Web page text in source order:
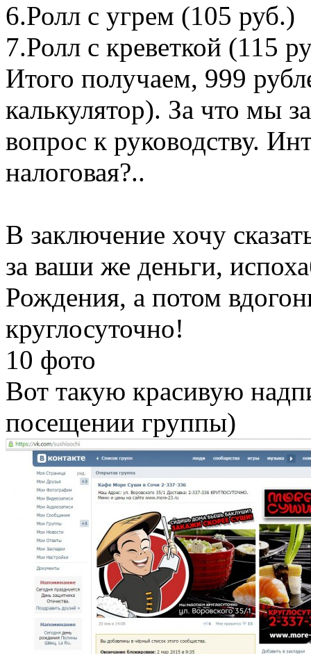
6.Ролл с угрем (105 руб.)
7.Ролл с креветкой (115
Итого получаем, 999
калькулятор). За что мы
вопрос к руководству.
налоговая?..
В заключение хочу
за ваши же деньги,
Рождения, а потом
круглосуточно!
10 фото
Вот такую красивую
посещении группы)